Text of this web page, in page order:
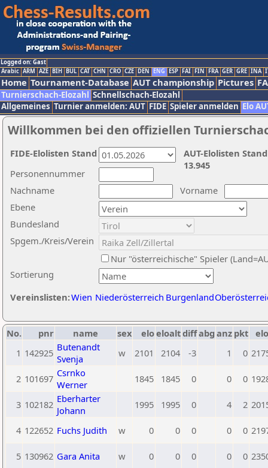
Logged on: Gast
Arabic ARM AZE BIH BUL CAT CHN CRO CZE DEN ENG ESP FAI FIN FRA GER GRE INA
Home Tournament-Database AUT championship Pictures
Turnierschach-Elozahl Schnellschach-Elozahl
Allgemeines Turnier anmelden: AUT FIDE Spieler anmelden Elo
Willkommen bei den offiziellen
Nachname
Vorname
Ebene
Sortierung
Personennummer
Bundesland
Spgem./Kreis/Verein
Nur "österreichische" Spieler
Vereinslisten:Wien Niederösterreich Burgenland
AUT-Elolisten
13.945
FIDE-Elolisten Stand
No. pnr name sex eloeloaltdiffabg anz pkt
1 142925 Butenandt
Svenja
w 2101 2104 -3 1 0
2 101697 Csrnko
Werner
1845 1845 0 0 0
3 102182 Eberharter
Johann
1995 1995 0 4 2
4 122652 Fuchs Judith w 0 0 0 0 0
5 130962 Gara Anita w 0 0 0 0 0